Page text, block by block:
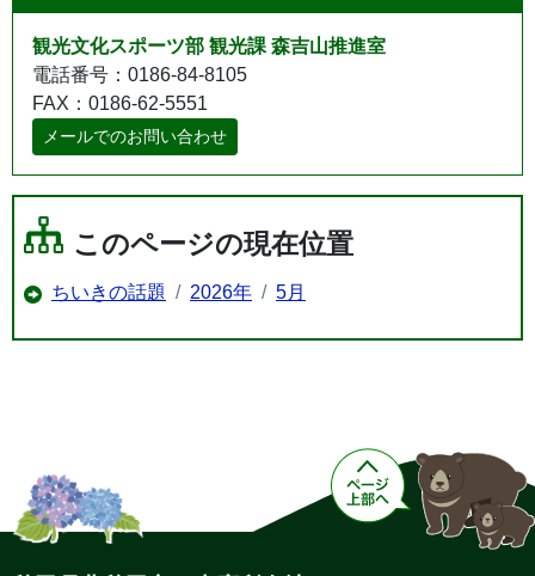
観光文化スポーツ部 観光課 森吉山推進室
電話番号：0186-84-8105
FAX：0186-62-5551
メールでのお問い合わせ
このページの現在位置
ちいきの話題 2026年 5月